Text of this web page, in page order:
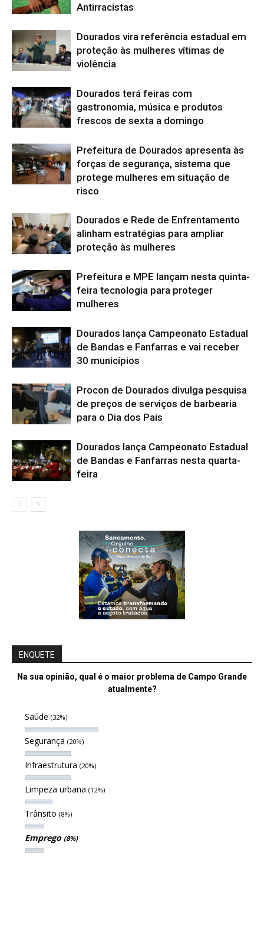
Antirracistas
Dourados vira referência estadual em
proteção às mulheres vítimas de
violência
Dourados terá feiras com
gastronomia, música e produtos
frescos de sexta a domingo
Prefeitura de Dourados apresenta às
forças de segurança, sistema que
protege mulheres em situação de
risco
Dourados e Rede de Enfrentamento
alinham estratégias para ampliar
proteção às mulheres
Prefeitura e MPE lançam nesta quinta-
feira tecnologia para proteger
mulheres
Dourados lança Campeonato Estadual
de Bandas e Fanfarras e vai receber
30 municípios
Procon de Dourados divulga pesquisa
de preços de serviços de barbearia
para o Dia dos Pais
Dourados lança Campeonato Estadual
de Bandas e Fanfarras nesta quarta-
feira
ENQUETE
Na sua opinião, qual é o maior problema de Campo Grande
atualmente?
Saúde (32%)
Segurança (20%)
Infraestrutura (20%)
Limpeza urbana (12%)
Trânsito (8%)
Emprego (8%)